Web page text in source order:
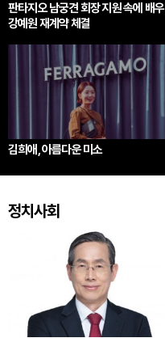
판타지오 남궁견 회장 지원 속에 배우
강예원 재계약 체결
김희애, 아름다운 미소
정치사회